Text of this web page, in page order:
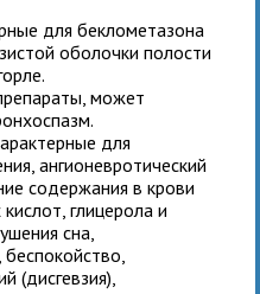
для беклометазона
оболочки полости
может
для
ангионевротический
содержания в крови
глицерола и
сна,
(дисгевзия),